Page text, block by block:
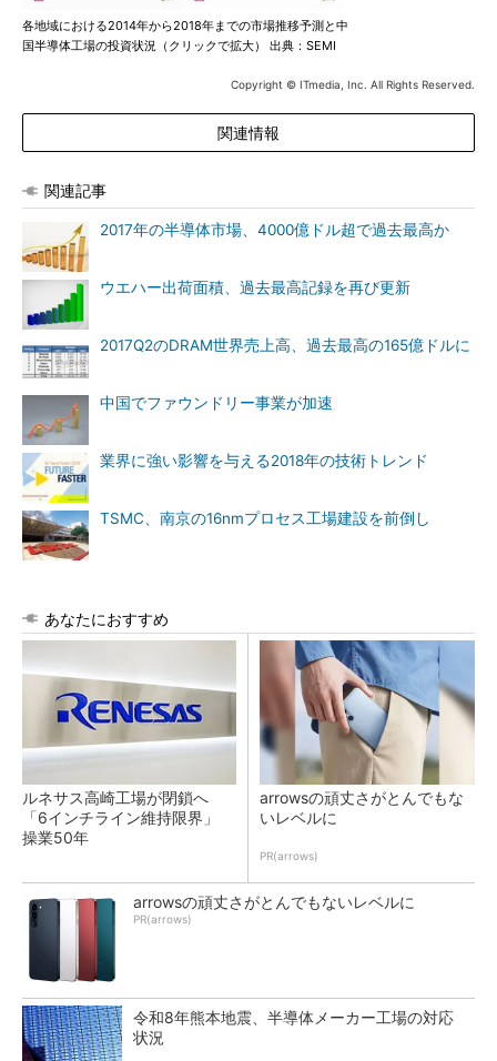
各地域における2014年から2018年までの市場推移予測と中
国半導体工場の投資状況（クリックで拡大） 出典：SEMI
Copyright © ITmedia, Inc. All Rights Reserved.
関連情報
関連記事
2017年の半導体市場、4000億ドル超で過去最高か
ウエハー出荷面積、過去最高記録を再び更新
2017Q2のDRAM世界売上高、過去最高の165億ドルに
中国でファウンドリー事業が加速
業界に強い影響を与える2018年の技術トレンド
TSMC、南京の16nmプロセス工場建設を前倒し
あなたにおすすめ
ルネサス高崎工場が閉鎖へ
「6インチライン維持限界」
操業50年
arrowsの頑丈さがとんでもな
いレベルに
PR(arrows)
arrowsの頑丈さがとんでもないレベルに
PR(arrows)
令和8年熊本地震、半導体メーカー工場の対応
状況